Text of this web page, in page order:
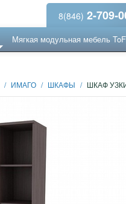
8(846) 2-709-
Мягкая модульная мебель
/ ИМАГО / ШКАФЫ / ШКАФ